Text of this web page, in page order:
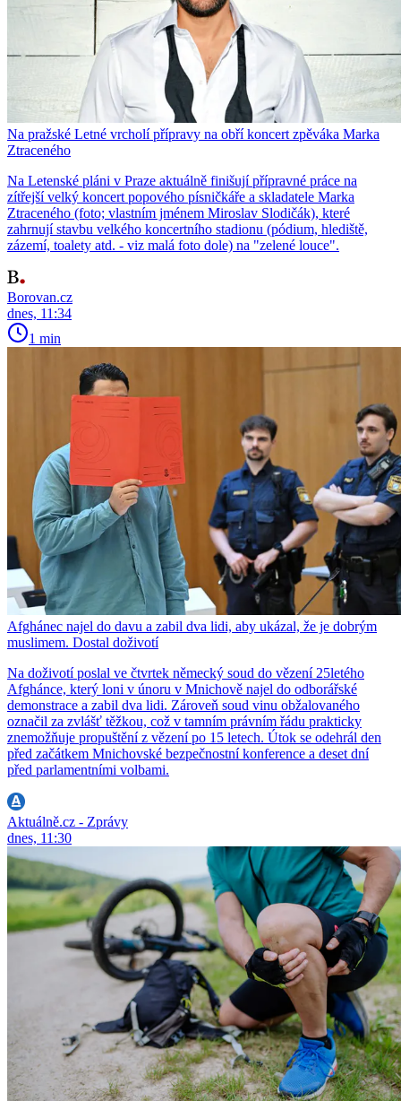
Na pražské Letné vrcholí přípravy na obří koncert zpěváka Marka
Ztraceného
Na Letenské pláni v Praze aktuálně finišují přípravné práce na
zítřejší velký koncert popového písničkáře a skladatele Marka
Ztraceného (foto; vlastním jménem Miroslav Slodičák), které
zahrnují stavbu velkého koncertního stadionu (pódium, hlediště,
zázemí, toalety atd. - viz malá foto dole) na "zelené louce".
Borovan.cz
dnes, 11:34
1 min
Afghánec najel do davu a zabil dva lidi, aby ukázal, že je dobrým
muslimem. Dostal doživotí
Na doživotí poslal ve čtvrtek německý soud do vězení 25letého
Afghánce, který loni v únoru v Mnichově najel do odborářské
demonstrace a zabil dva lidi. Zároveň soud vinu obžalovaného
označil za zvlášť těžkou, což v tamním právním řádu prakticky
znemožňuje propuštění z vězení po 15 letech. Útok se odehrál den
před začátkem Mnichovské bezpečnostní konference a deset dní
před parlamentními volbami.
Aktuálně.cz - Zprávy
dnes, 11:30